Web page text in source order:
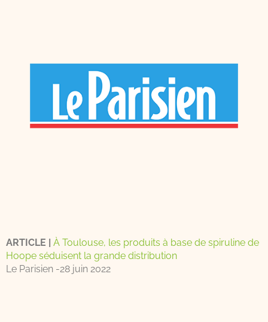
ARTICLE | À Toulouse, les produits à base de spiruline de
Hoope séduisent la grande distribution
Le Parisien -28 juin 2022